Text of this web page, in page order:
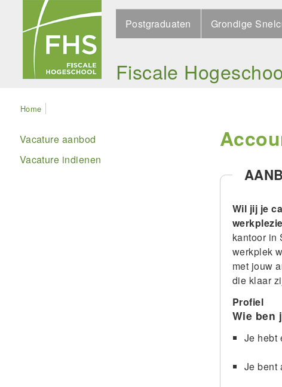
navigation
Fiscale
Postgraduaten Grondige
Search
Kruimelpad
Home
Wil jij je
kantoor in
werkplek
met jouw
die klaar
Profiel
Wie ben
Je hebt
Je bent
Main
navigation
Vacature aanbod
Vacature indienen